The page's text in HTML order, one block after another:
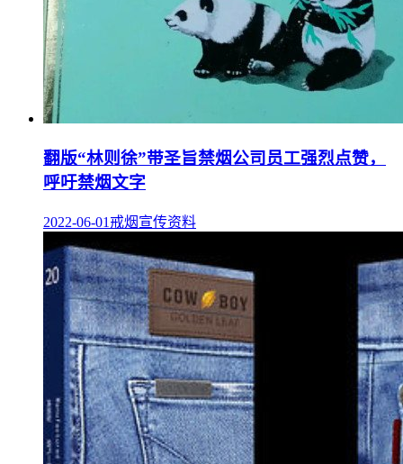
翻版“林则徐”带圣旨禁烟公司员工强烈点赞，
呼吁禁烟文字
2022-06-01 戒烟宣传资料